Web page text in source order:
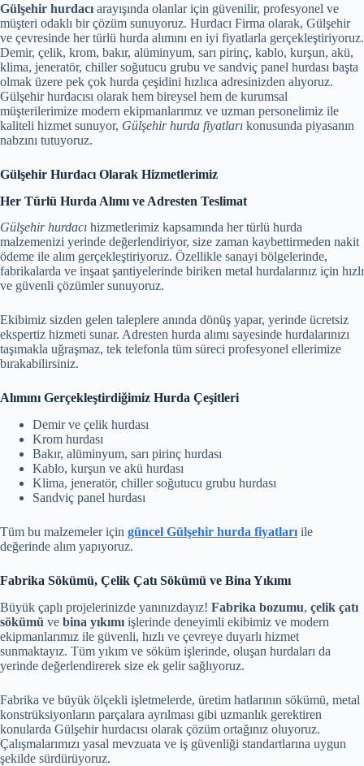
Gülşehir hurdacı arayışında olanlar için güvenilir, profesyonel ve
müşteri odaklı bir çözüm sunuyoruz. Hurdacı Firma olarak, Gülşehir
ve çevresinde her türlü hurda alımını en iyi fiyatlarla gerçekleştiriyoruz.
Demir, çelik, krom, bakır, alüminyum, sarı pirinç, kablo, kurşun, akü,
klima, jeneratör, chiller soğutucu grubu ve sandviç panel hurdası başta
olmak üzere pek çok hurda çeşidini hızlıca adresinizden alıyoruz.
Gülşehir hurdacısı olarak hem bireysel hem de kurumsal
müşterilerimize modern ekipmanlarımız ve uzman personelimiz ile
kaliteli hizmet sunuyor, Gülşehir hurda fiyatları konusunda piyasanın
nabzını tutuyoruz.
Gülşehir Hurdacı Olarak Hizmetlerimiz
Her Türlü Hurda Alımı ve Adresten Teslimat
Gülşehir hurdacı hizmetlerimiz kapsamında her türlü hurda
malzemenizi yerinde değerlendiriyor, size zaman kaybettirmeden nakit
ödeme ile alım gerçekleştiriyoruz. Özellikle sanayi bölgelerinde,
fabrikalarda ve inşaat şantiyelerinde biriken metal hurdalarınız için hızlı
ve güvenli çözümler sunuyoruz.
Ekibimiz sizden gelen taleplere anında dönüş yapar, yerinde ücretsiz
ekspertiz hizmeti sunar. Adresten hurda alımı sayesinde hurdalarınızı
taşımakla uğraşmaz, tek telefonla tüm süreci profesyonel ellerimize
bırakabilirsiniz.
Alımını Gerçekleştirdiğimiz Hurda Çeşitleri
Demir ve çelik hurdası
Krom hurdası
Bakır, alüminyum, sarı pirinç hurdası
Kablo, kurşun ve akü hurdası
Klima, jeneratör, chiller soğutucu grubu hurdası
Sandviç panel hurdası
Tüm bu malzemeler için güncel Gülşehir hurda fiyatları ile
değerinde alım yapıyoruz.
Fabrika Sökümü, Çelik Çatı Sökümü ve Bina Yıkımı
Büyük çaplı projelerinizde yanınızdayız! Fabrika bozumu, çelik çatı
sökümü ve bina yıkımı işlerinde deneyimli ekibimiz ve modern
ekipmanlarımız ile güvenli, hızlı ve çevreye duyarlı hizmet
sunmaktayız. Tüm yıkım ve söküm işlerinde, oluşan hurdaları da
yerinde değerlendirerek size ek gelir sağlıyoruz.
Fabrika ve büyük ölçekli işletmelerde, üretim hatlarının sökümü, metal
konstrüksiyonların parçalara ayrılması gibi uzmanlık gerektiren
konularda Gülşehir hurdacısı olarak çözüm ortağınız oluyoruz.
Çalışmalarımızı yasal mevzuata ve iş güvenliği standartlarına uygun
şekilde sürdürüyoruz.